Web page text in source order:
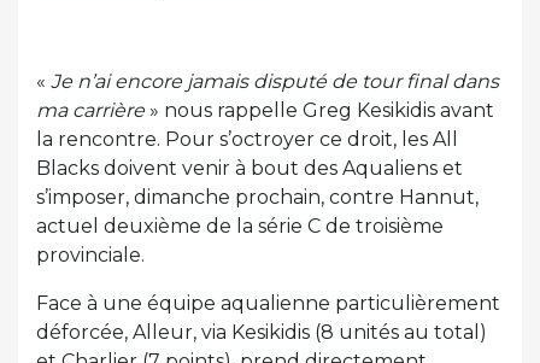
« Je n’ai encore jamais disputé de tour final dans
ma carrière» nous rappelle Greg Kesikidis avant
la rencontre. Pour s’octroyer ce droit, les All
Blacks doivent venir à bout des Aqualiens et
s’imposer, dimanche prochain, contre Hannut,
actuel deuxième de la série C de troisième
provinciale.
Face à une équipe aqualienne particulièrement
déforcée, Alleur, via Kesikidis (8 unités au total)